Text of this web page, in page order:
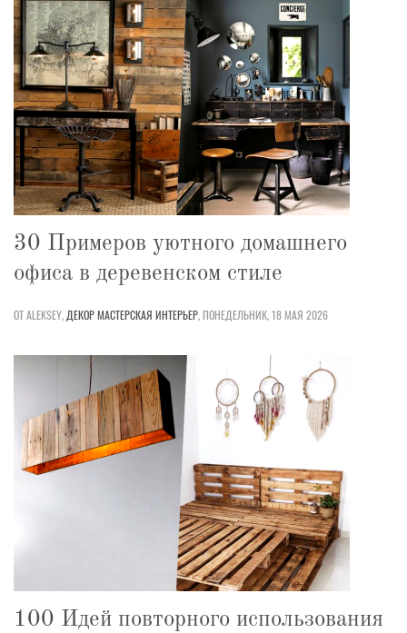
30 Примеров уютного домашнего
офиса в деревенском стиле
ОТ ALEKSEY, ДЕКОРМАСТЕРСКАЯ ИНТЕРЬЕР,ПОНЕДЕЛЬНИК, 18 МАЯ 2026
100 Идей повторного использования